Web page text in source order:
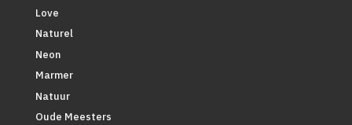
Love
Naturel
Neon
Marmer
Natuur
Oude Meesters